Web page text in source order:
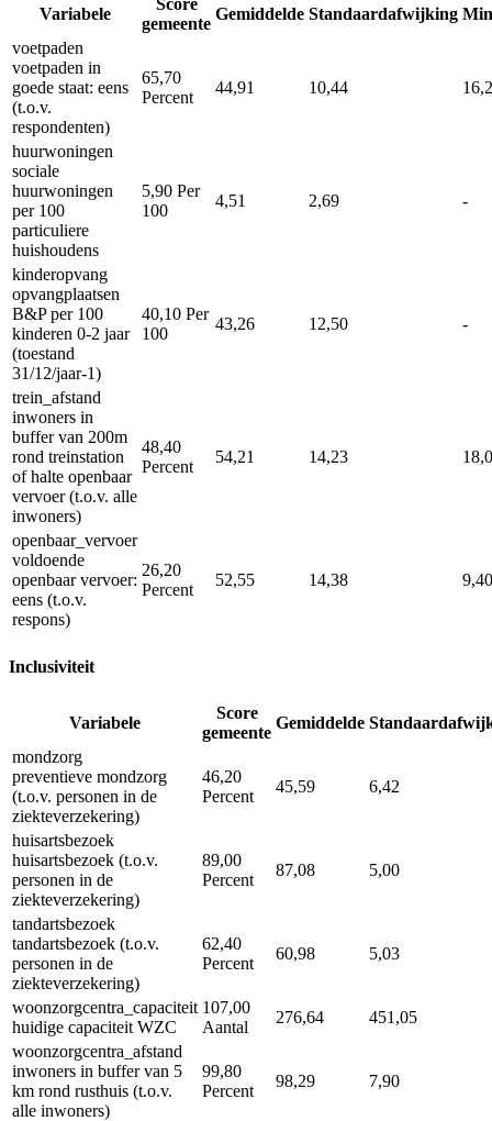
Variabele
Score
gemeente
Gemiddelde Standaardafwijking
voetpaden
voetpaden in
goede staat: eens
(t.o.v.
respondenten)
65,70
Percent
44,91 10,44
huurwoningen
sociale
huurwoningen
per 100
particuliere
huishoudens
5,90 Per
100
4,51 2,69 -
kinderopvang
opvangplaatsen
B&P per 100
kinderen 0-2 jaar
(toestand
31/12/jaar-1)
40,10 Per
100
43,26 12,50 -
trein_afstand
inwoners in
buffer van 200m
rond treinstation
of halte openbaar
vervoer (t.o.v. alle
inwoners)
48,40
Percent
54,21 14,23
openbaar_vervoer
voldoende
openbaar vervoer:
eens (t.o.v.
respons)
26,20
Percent
52,55 14,38 9,40
Inclusiviteit
Variabele
Score
gemeente
Gemiddelde
mondzorg
preventieve mondzorg
(t.o.v. personen in de
ziekteverzekering)
46,20
Percent
45,59 6,42
huisartsbezoek
huisartsbezoek (t.o.v.
personen in de
ziekteverzekering)
89,00
Percent
87,08 5,00
tandartsbezoek
tandartsbezoek (t.o.v.
personen in de
ziekteverzekering)
62,40
Percent
60,98 5,03
woonzorgcentra_capaciteit
huidige capaciteit WZC
107,00
Aantal
276,64
451,05
woonzorgcentra_afstand
inwoners in buffer van 5
km rond rusthuis (t.o.v.
alle inwoners)
99,80
Percent
98,29 7,90